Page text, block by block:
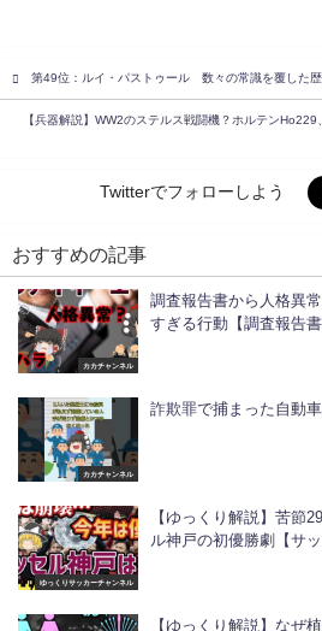
第49位：ルイ・パストゥール 数々の常識を覆した
【兵器解説】WW2のステルス戦闘機？ホルテン
Twitterでフォローしよう
おすすめの記事
カカチャンネル
調査報告書から人格異
すぎる行動【調査報告
カカチャンネル
詐欺罪で捕まった自動
ゆっくりサッカーチャンネル
【ゆっくり解説】苦節
ル神戸の初優勝劇【サ
【ゆっくり解説】なぜ